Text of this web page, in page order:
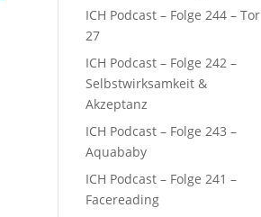
ICH Podcast – Folge 244 – Tor
27
ICH Podcast – Folge 242 –
Selbstwirksamkeit &
Akzeptanz
ICH Podcast – Folge 243 –
Aquababy
ICH Podcast – Folge 241 –
Facereading